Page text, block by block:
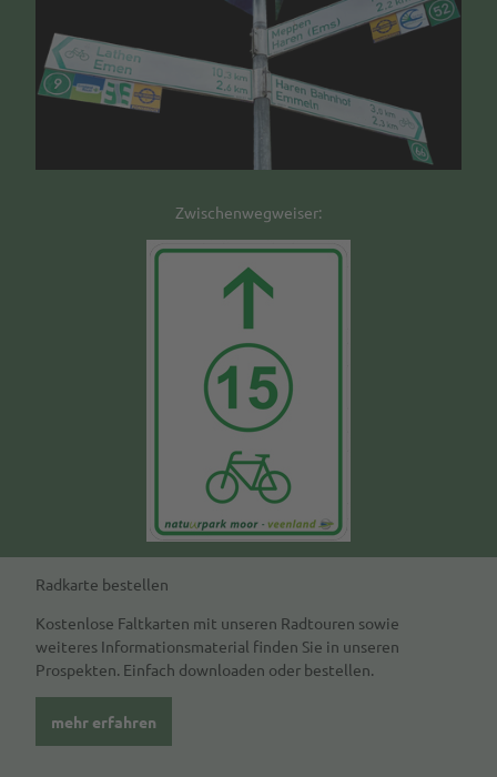
Zwischenwegweiser:
Radkarte bestellen
Kostenlose Faltkarten mit unseren Radtouren sowie
weiteres Informationsmaterial finden Sie in unseren
Prospekten. Einfach downloaden oder bestellen.
mehr erfahren